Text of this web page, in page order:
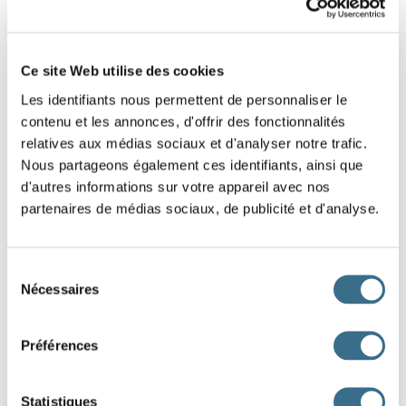
Ce site Web utilise des cookies
Les identifiants nous permettent de personnaliser le
contenu et les annonces, d'offrir des fonctionnalités
relatives aux médias sociaux et d'analyser notre trafic.
Nous partageons également ces identifiants, ainsi que
d'autres informations sur votre appareil avec nos
partenaires de médias sociaux, de publicité et d'analyse.
Nécessaires
Préférences
Statistiques
qu'il s'infecte